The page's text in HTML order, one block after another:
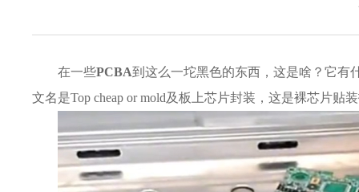
在一些PCBA到这么一坨黑色的东西，这是啥？它有
文名是Top cheap or mold及板上芯片封装，这是裸芯片贴